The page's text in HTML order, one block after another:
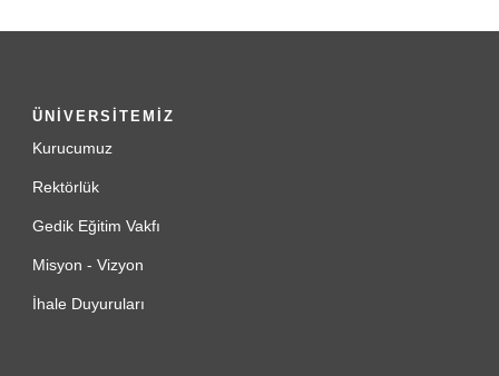
ÜNİVERSİTEMİZ
Kurucumuz
Rektörlük
Gedik Eğitim Vakfı
Misyon - Vizyon
İhale Duyuruları